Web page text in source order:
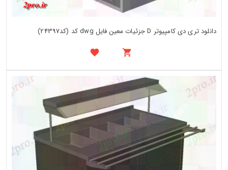
دانلود تری دی کامپیوتر D جزئیات معین فایل dwg کد (کد24397)